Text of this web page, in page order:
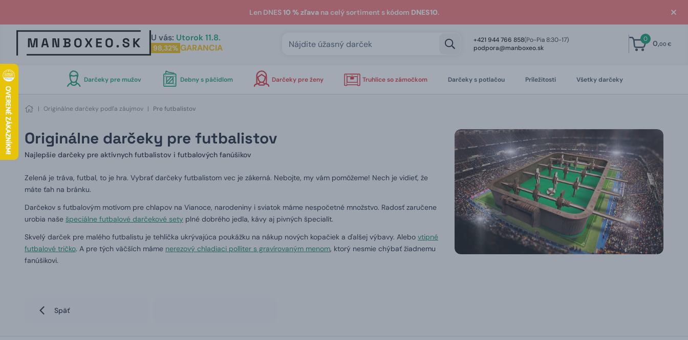
Len DNES10 % zľavana celý sortiment s kódom DNES10.
U vás: Utorok 11.8.
98,32% GARANCIA
+421 944 766 858(Po-Pia 8:30-17)
podpora@manboxeo.sk
0 0,00 €
Darčeky pre mužov Debny s páčidlom Darčeky pre ženy Truhlice so zámočkom Darčeky s potlačou Príležitosti Všetky darčeky
| Originálne darčeky podľa záujmov | Pre futbalistov
Originálne darčeky pre futbalistov
Najlepšie darčeky pre aktívnych futbalistov i futbalových fanúšikov
Zelená je tráva, futbal, to je hra. Vybrať darčeky futbalistom vec je zákerná. Nebojte, my vám pomôžeme! Nech je vidieť, že
máte ťah na bránku.
Darčekov s futbalovým motívom pre chlapov na Vianoce, narodeniny i sviatok máme nespočetné množstvo. Radosť zaručene
urobia naše špeciálne futbalové darčekové sety plné dobrého jedla, kávy aj pivných špecialít.
Skvelý darček pre malého futbalistu je tehlička ukrývajúca poukážku na nákup nových kopačiek a ďalšej výbavy. Alebo vtipné
futbalové tričko. A pre tých väčších máme nerezový chladiaci polliter s gravírovaným menom, ktorý nesmie chýbať žiadnemu
fanúšikovi.
Späť